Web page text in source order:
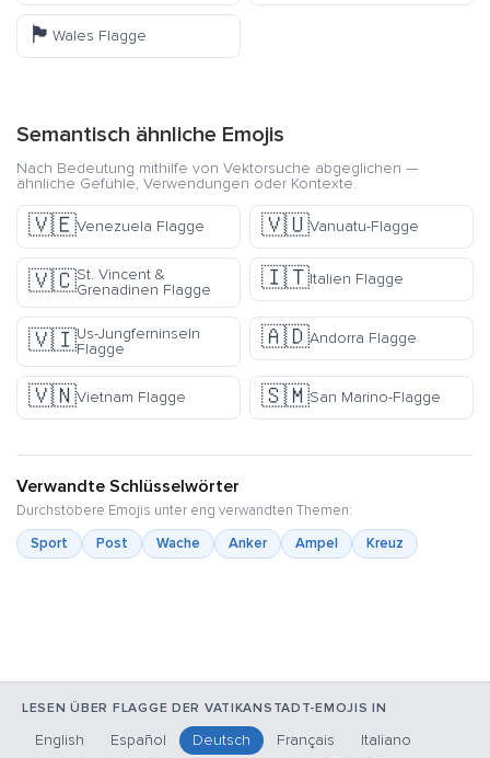
🏴󠁧󠁢󠁷󠁬󠁳󠁿 Wales Flagge
Semantisch ähnliche Emojis
Nach Bedeutung mithilfe von Vektorsuche abgeglichen —
ähnliche Gefühle, Verwendungen oder Kontexte.
🇻🇪Venezuela Flagge 🇻🇺Vanuatu-Flagge
🇻🇨St. Vincent &
Grenadinen Flagge
🇮🇹Italien Flagge
🇻🇮Us-Jungferninseln
Flagge
🇦🇩Andorra Flagge
🇻🇳Vietnam Flagge 🇸🇲San Marino-Flagge
Verwandte Schlüsselwörter
Durchstöbere Emojis unter eng verwandten Themen:
Sport
Post Wache Anker Ampel Kreuz
LESEN ÜBER FLAGGE DER VATIKANSTADT-EMOJIS IN
English Español Deutsch Français
Italiano